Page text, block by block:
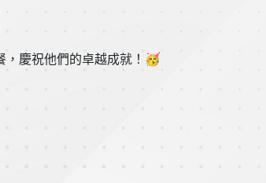
，慶祝他們的卓越成就！🥳